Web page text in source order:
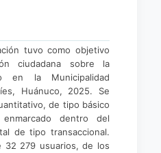
tuvo como objetivo
ciudadana sobre la
en la Municipalidad
Huánuco, 2025. Se
de tipo básico
dentro del
de tipo transaccional.
32 279 usuarios, de los